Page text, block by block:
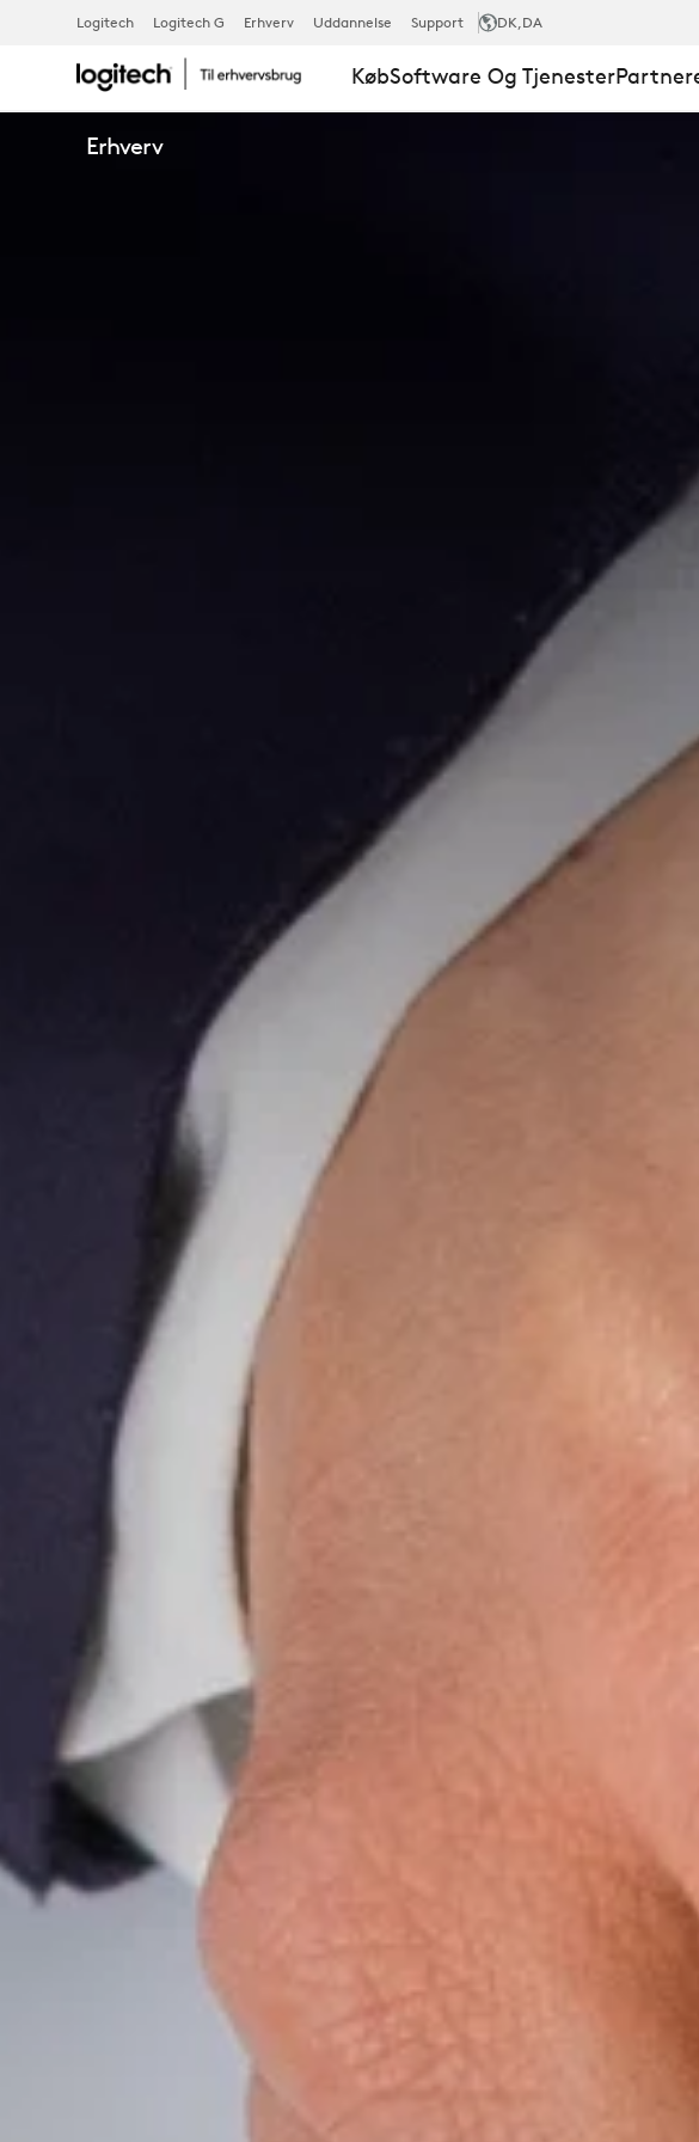
MX
ANYWHERE
Logitech Logitech G Erhverv Uddannelse Support DK,DA
KøbSoftware Og Tjenester
Erhverv